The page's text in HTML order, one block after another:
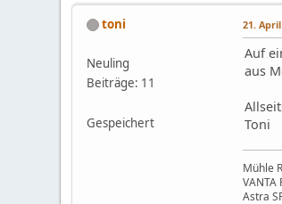
toni
Neuling
Beiträge: 11
Gespeichert
21. April
Auf
aus
Toni
Mühle
VANTA
Astra